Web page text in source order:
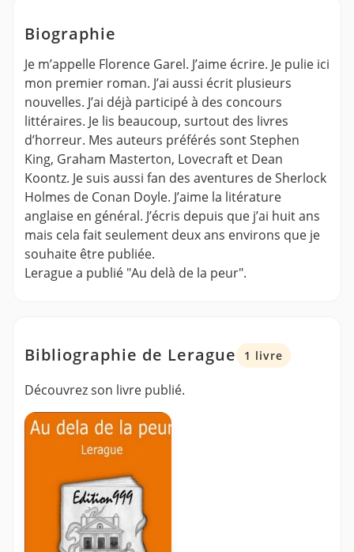
Biographie
Je m’appelle Florence Garel. J’aime écrire. Je pulie ici
mon premier roman. J’ai aussi écrit plusieurs
nouvelles. J’ai déjà participé à des concours
littéraires. Je lis beaucoup, surtout des livres
d’horreur. Mes auteurs préférés sont Stephen
King, Graham Masterton, Lovecraft et Dean
Koontz. Je suis aussi fan des aventures de Sherlock
Holmes de Conan Doyle. J’aime la litérature
anglaise en général. J’écris depuis que j’ai huit ans
mais cela fait seulement deux ans environs que je
souhaite être publiée.
Lerague a publié "Au delà de la peur".
Bibliographie de Lerague 1 livre
Découvrez son livre publié.